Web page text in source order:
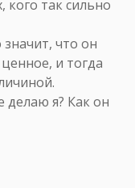
кого так сильно
что он
и тогда
делаю я? Как он